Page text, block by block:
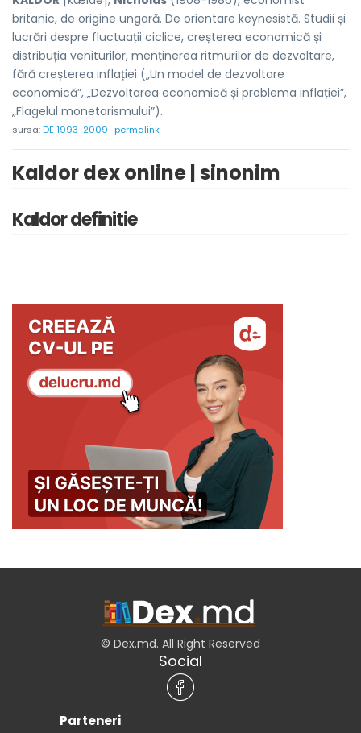
britanic, de origine ungară. De orientare keynesistă. Studii și
lucrări despre fluctuații ciclice, creșterea economică și
distribuția veniturilor, menținerea ritmurilor de dezvoltare,
fără creșterea inflației („Un model de dezvoltare
economică”, „Dezvoltarea economică și problema inflației”,
„Flagelul monetarismului”).
sursa:DE 1993-2009 permalink
Kaldor dex online | sinonim
Kaldor definitie
© Dex.md. All Right Reserved
Social
Parteneri